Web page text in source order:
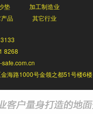
垫
品
加工制造业
其它行业
8268
海路1000号金领之都51号楼6楼